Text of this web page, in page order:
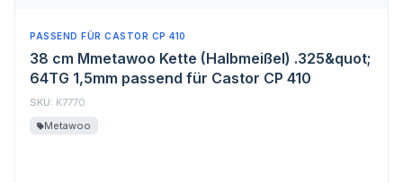
PASSEND FÜR CASTOR CP 410
38 cm Mmetawoo Kette (Halbmeißel) .325&quot;
64TG 1,5mm passend für Castor CP 410
SKU: K7770
Metawoo